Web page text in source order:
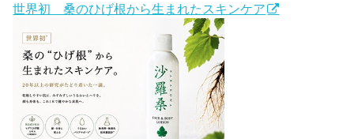
世界初 桑のひげ根から生まれたスキンケア